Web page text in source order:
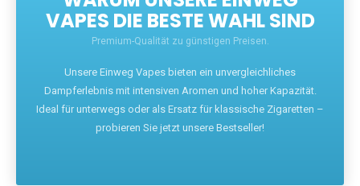
VAPES DIE BESTE WAHL SIND
Premium-Qualität zu günstigen Preisen.
Unsere Einweg Vapes bieten ein unvergleichliches
Dampferlebnis mit intensiven Aromen und hoher Kapazität.
Ideal für unterwegs oder als Ersatz für klassische Zigaretten –
probieren Sie jetzt unsere Bestseller!